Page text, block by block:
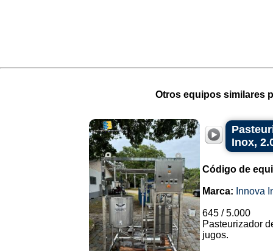
Otros equipos similares
Inox,
Código de
Marca: Innova
645 / 5.000
Pasteurizador
jugos.